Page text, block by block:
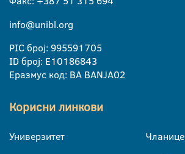
info@unibl.org
PIC број: 995591705
ID број: E10186843
Еразмус код: BA BANJA02
Корисни линкови
Универзитет
Чланице